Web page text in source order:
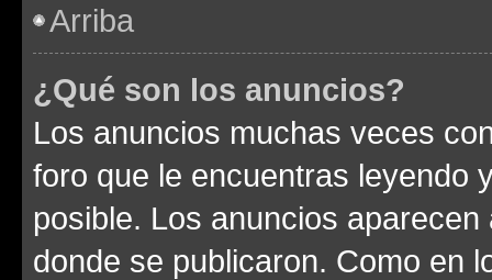
Arriba
¿Qué son los anuncios?
Los anuncios muchas veces
foro que le encuentras leyendo
posible. Los anuncios
donde se publicaron. Como en